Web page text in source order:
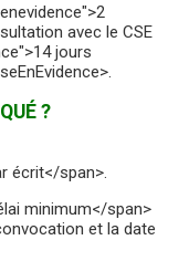
avec le CSE
jours
?
écrit</span>.
minimum</span>
et la date